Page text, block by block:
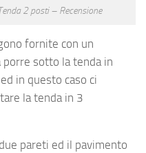
2 posti – Recensione
fornite con un
sotto la tenda in
in questo caso ci
la tenda in 3
pareti ed il pavimento